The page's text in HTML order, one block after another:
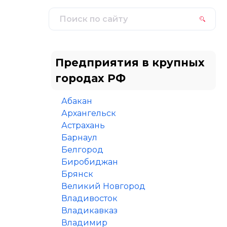
Предприятия в крупных
городах РФ
Абакан
Архангельск
Астрахань
Барнаул
Белгород
Биробиджан
Брянск
Великий Новгород
Владивосток
Владикавказ
Владимир